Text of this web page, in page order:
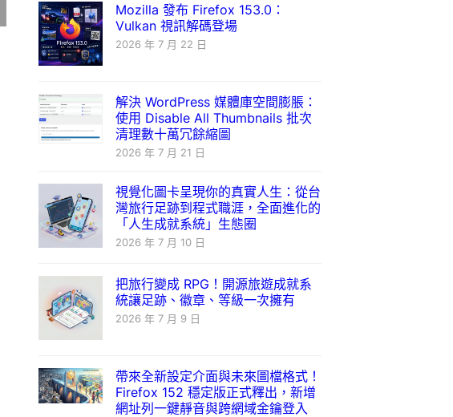
Mozilla 發布 Firefox 153.0：
Vulkan 視訊解碼登場
2026 年 7 月 22 日
解決 WordPress 媒體庫空間膨脹：
使用 Disable All Thumbnails 批次
清理數十萬冗餘縮圖
2026 年 7 月 21 日
視覺化圖卡呈現你的真實人生：從台
灣旅行足跡到程式職涯，全面進化的
「人生成就系統」生態圈
2026 年 7 月 10 日
把旅行變成 RPG！開源旅遊成就系
統讓足跡、徽章、等級一次擁有
2026 年 7 月 9 日
帶來全新設定介面與未來圖檔格式！
Firefox 152 穩定版正式釋出，新增
網址列一鍵靜音與跨網域金鑰登入